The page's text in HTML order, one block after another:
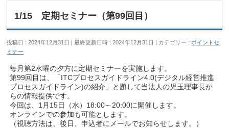
1/15 定期セミナー（第99回目）
投稿日 : 2024年12月31日 最終更新日時 : 2024年12月31日 カテゴリー : ポイントセ
ミナー
毎月第2水曜の夕方に定期セミナーを実施します。
第99回目は、「ITCプロセスガイドライン4.0(デジタル経営推進
プロセスガイドライン)の紹介」と題して当法人の児玉理事長か
らの情報提供です。
今回は、1月15日（水）18:00～20:00に開催します。
オンラインでの参加も可能とします。
（視聴方法は、後日、申込者にメールでお知らせします。）